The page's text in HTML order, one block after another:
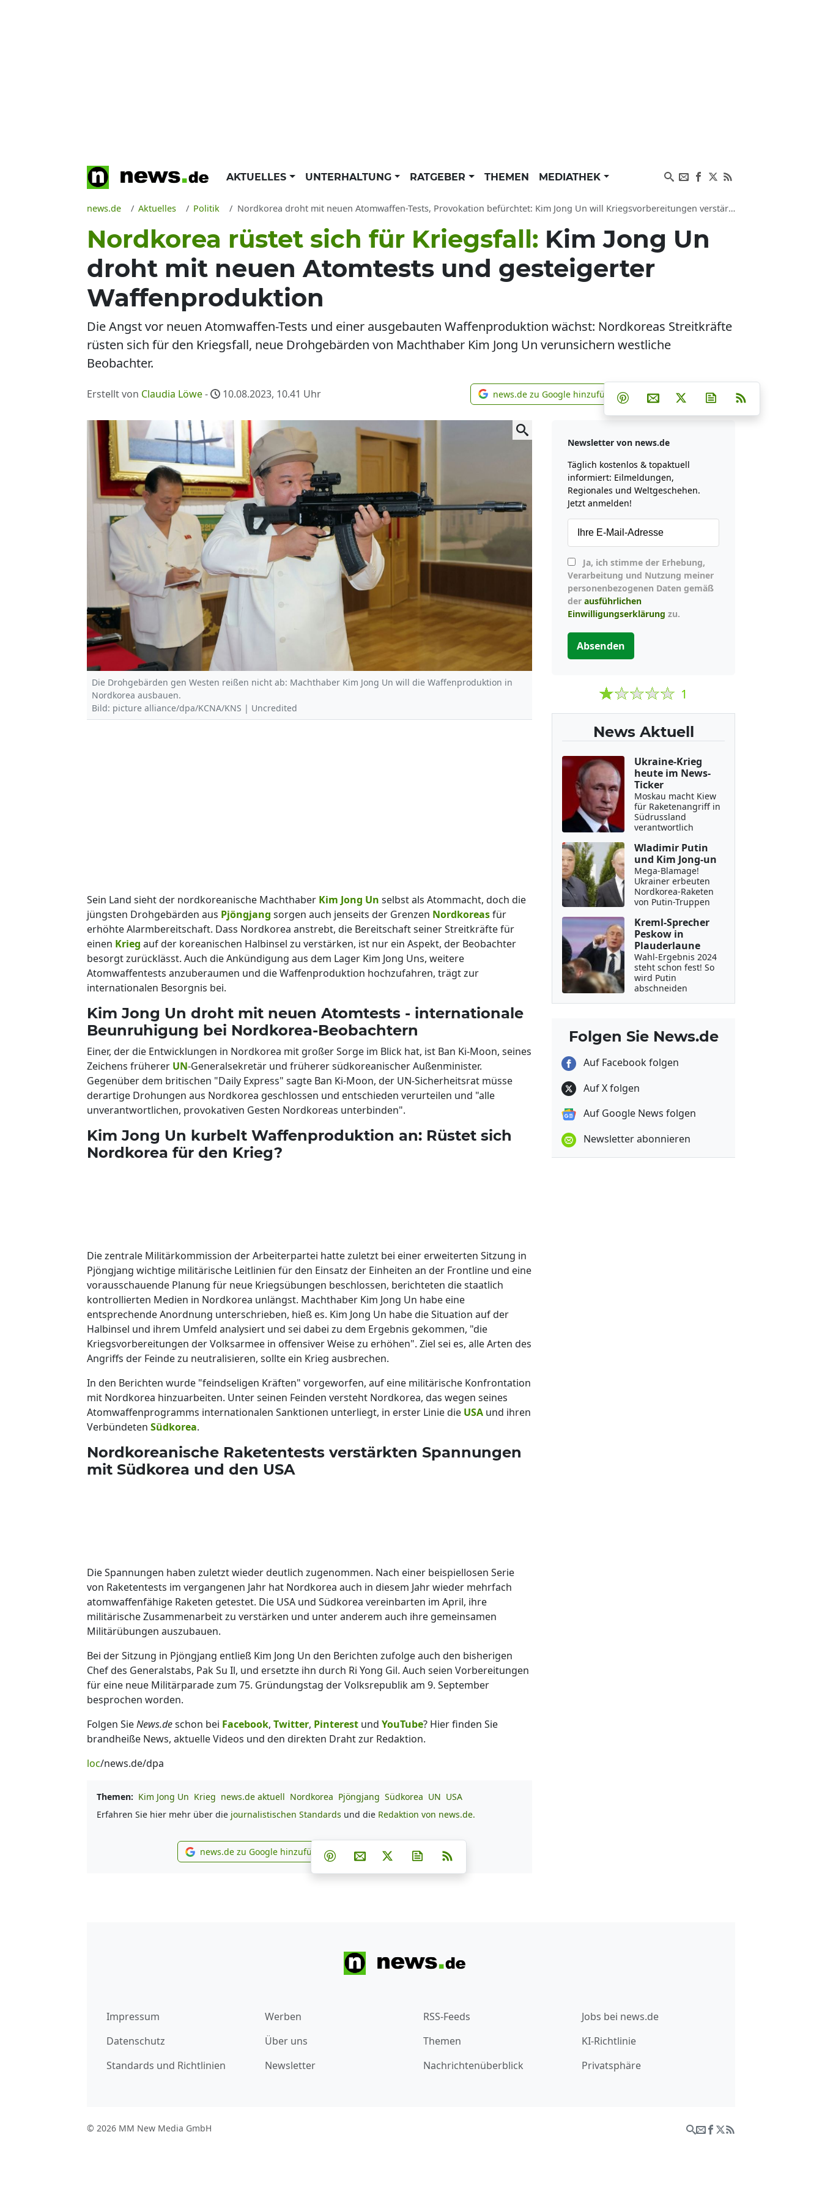
AKTUELLES UNTERHALTUNG RATGEBER THEMEN MEDIATHEK
news.de Aktuelles Politik Nordkorea droht mit neuen Atomwaffen-Tests, Provokation befürchtet: Kim Jong Un will Kriegsvorbereitungen verstärken, UN alarmiert
Nordkorea rüstet sich für Kriegsfall: Kim Jong Un
droht mit neuen Atomtests und gesteigerter
Waffenproduktion
Die Angst vor neuen Atomwaffen-Tests und einer ausgebauten Waffenproduktion wächst: Nordkoreas Streitkräfte
rüsten sich für den Kriegsfall, neue Drohgebärden von Machthaber Kim Jong Un verunsichern westliche
Beobachter.
Erstellt von Claudia Löwe- 10.08.2023, 10.41 Uhr news.de zu Google hinzufügen
news.de zu Google hinzufügen Teilen auf Facebook
Teilen auf Whatsapp
Teilen auf Telegram
Teilen auf Pinterest
Per E-Mail teilen
Post auf XNewsletter
Die Drohgebärden gen Westen reißen nicht ab: Machthaber Kim Jong Un will die Waffenproduktion in
Nordkorea ausbauen.
Bild: picture alliance/dpa/KCNA/KNS | Uncredited
Sein Land sieht der nordkoreanische Machthaber Kim Jong Un selbst als Atommacht, doch die
jüngsten Drohgebärden aus Pjöngjang sorgen auch jenseits der Grenzen Nordkoreasfür
erhöhte Alarmbereitschaft. Dass Nordkorea anstrebt, die Bereitschaft seiner Streitkräfte für
einen Krieg auf der koreanischen Halbinsel zu verstärken, ist nur ein Aspekt, der Beobachter
besorgt zurücklässt. Auch die Ankündigung aus dem Lager Kim Jong Uns, weitere
Atomwaffentests anzuberaumen und die Waffenproduktion hochzufahren, trägt zur
internationalen Besorgnis bei.
Kim Jong Un droht mit neuen Atomtests - internationale
Beunruhigung bei Nordkorea-Beobachtern
Einer, der die Entwicklungen in Nordkorea mit großer Sorge im Blick hat, ist Ban Ki-Moon, seines
Zeichens früherer UN-Generalsekretär und früherer südkoreanischer Außenminister.
Gegenüber dem britischen "Daily Express" sagte Ban Ki-Moon, der UN-Sicherheitsrat müsse
derartige Drohungen aus Nordkorea geschlossen und entschieden verurteilen und "alle
unverantwortlichen, provokativen Gesten Nordkoreas unterbinden".
Kim Jong Un kurbelt Waffenproduktion an: Rüstet sich
Nordkorea für den Krieg?
Die zentrale Militärkommission der Arbeiterpartei hatte zuletzt bei einer erweiterten Sitzung in
Pjöngjang wichtige militärische Leitlinien für den Einsatz der Einheiten an der Frontline und eine
vorausschauende Planung für neue Kriegsübungen beschlossen, berichteten die staatlich
kontrollierten Medien in Nordkorea unlängst. Machthaber Kim Jong Un habe eine
entsprechende Anordnung unterschrieben, hieß es. Kim Jong Un habe die Situation auf der
Halbinsel und ihrem Umfeld analysiert und sei dabei zu dem Ergebnis gekommen, "die
Kriegsvorbereitungen der Volksarmee in offensiver Weise zu erhöhen". Ziel sei es, alle Arten des
Angriffs der Feinde zu neutralisieren, sollte ein Krieg ausbrechen.
In den Berichten wurde "feindseligen Kräften" vorgeworfen, auf eine militärische Konfrontation
mit Nordkorea hinzuarbeiten. Unter seinen Feinden versteht Nordkorea, das wegen seines
Atomwaffenprogramms internationalen Sanktionen unterliegt, in erster Linie die USA und ihren
Verbündeten Südkorea.
Nordkoreanische Raketentests verstärkten Spannungen
mit Südkorea und den USA
Die Spannungen haben zuletzt wieder deutlich zugenommen. Nach einer beispiellosen Serie
von Raketentests im vergangenen Jahr hat Nordkorea auch in diesem Jahr wieder mehrfach
atomwaffenfähige Raketen getestet. Die USA und Südkorea vereinbarten im April, ihre
militärische Zusammenarbeit zu verstärken und unter anderem auch ihre gemeinsamen
Militärübungen auszubauen.
Bei der Sitzung in Pjöngjang entließ Kim Jong Un den Berichten zufolge auch den bisherigen
Chef des Generalstabs, Pak Su Il, und ersetzte ihn durch Ri Yong Gil. Auch seien Vorbereitungen
für eine neue Militärparade zum 75. Gründungstag der Volksrepublik am 9. September
besprochen worden.
Folgen SieNews.deschon bei Facebook, Twitter, Pinterest und YouTube? Hier finden Sie
brandheiße News, aktuelle Videos und den direkten Draht zur Redaktion.
loc/news.de/dpa
Themen: Kim Jong Un Krieg news.de aktuell Nordkorea Pjöngjang Südkorea UN USA
Erfahren Sie hier mehr über die journalistischen Standards und die Redaktion von news.de.
news.de zu Google hinzufügen
news.de zu Google hinzufügen Teilen auf Facebook
Teilen auf Whatsapp
Teilen auf Telegram
Teilen auf Pinterest
Per E-Mail teilen
Post auf XNewsletter abonnieren
Newsletter von news.de
Täglich kostenlos & topaktuell
informiert: Eilmeldungen,
Regionales und Weltgeschehen.
Jetzt anmelden!
Verarbeitung und Nutzung meiner
personenbezogenen Daten gemäß
der ausführlichen
Einwilligungserklärung zu.
Absenden
1
News Aktuell
Ukraine-Krieg
heute im News-
Ticker
Moskau macht Kiew
für Raketenangriff in
Südrussland
verantwortlich
Wladimir Putin
und Kim Jong-un
Mega-Blamage!
Ukrainer erbeuten
Nordkorea-Raketen
von Putin-Truppen
Kreml-Sprecher
Peskow in
Plauderlaune
Wahl-Ergebnis 2024
steht schon fest! So
wird Putin
abschneiden
Folgen Sie News.de
Auf Facebook folgen
Auf X folgen
Auf Google News folgen
Newsletter abonnieren
Impressum
Datenschutz
Standards und Richtlinien
Werben
Über uns
Newsletter
RSS-Feeds
Themen
Nachrichtenüberblick
Jobs bei news.de
KI-Richtlinie
Privatsphäre
© 2026 MM New Media GmbH